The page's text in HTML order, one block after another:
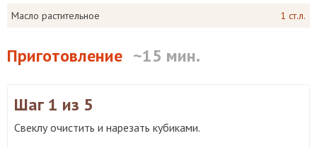
Масло растительное
1 ст.л.
Приготовление ~15 мин.
Шаг 1 из 5
Свеклу очистить и нарезать кубиками.